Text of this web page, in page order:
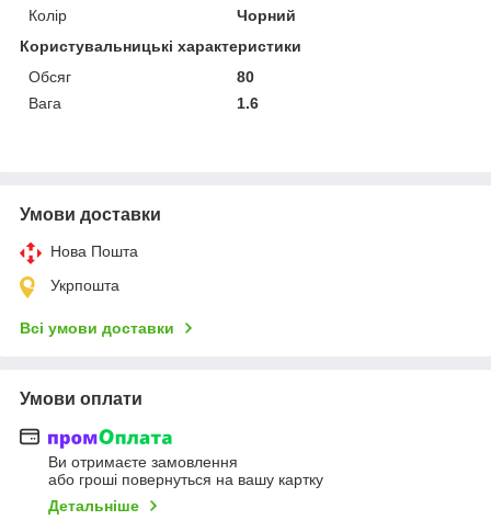
Колір
Чорний
Користувальницькі характеристики
Обсяг
80
Вага
1.6
Умови доставки
Нова Пошта
Укрпошта
Всі умови доставки
Умови оплати
Ви отримаєте замовлення
або гроші повернуться на вашу картку
Детальніше